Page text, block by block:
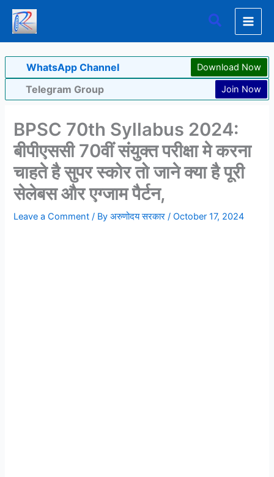
Skip
content
Search
WhatsApp Channel Download Now
Telegram Group Join Now
BPSC 70th Syllabus 2024:
बीपीएससी 70वीं संयुक्त परीक्षा मे करना
चाहते है सुपर स्कोर तो जाने क्या है पूरी
सेलेबस और एग्जाम पैर्टन,
Leave a Comment / Byअरुणोदय सरकार/October 17, 2024